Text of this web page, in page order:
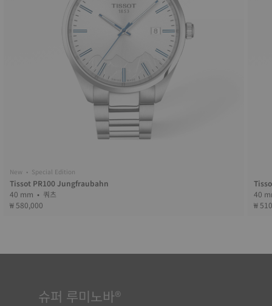
New • Special Edition
Tissot PR100 Jungfraubahn
40 mm • 쿼츠
₩ 580,000
₩
슈퍼 루미노바®